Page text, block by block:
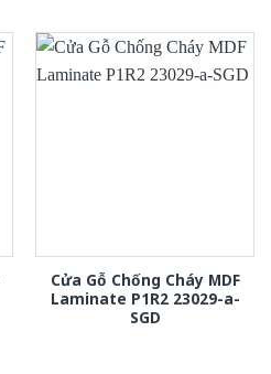
Cửa Gỗ Chống Cháy MDF
Laminate P1R2 23029-a-
SGD